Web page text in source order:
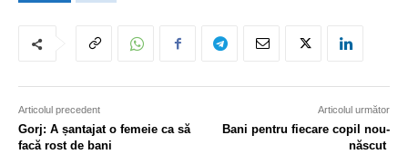
Articolul precedent
Gorj: A șantajat o femeie ca să
facă rost de bani
Articolul următor
Bani pentru fiecare copil nou-
născut